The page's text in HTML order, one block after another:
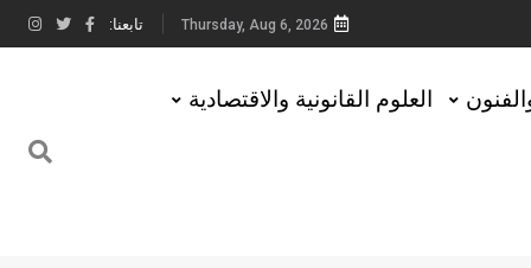
Thursday, Aug 6, 2026 تابعنا:
العلوم القانونية والاقتصادية